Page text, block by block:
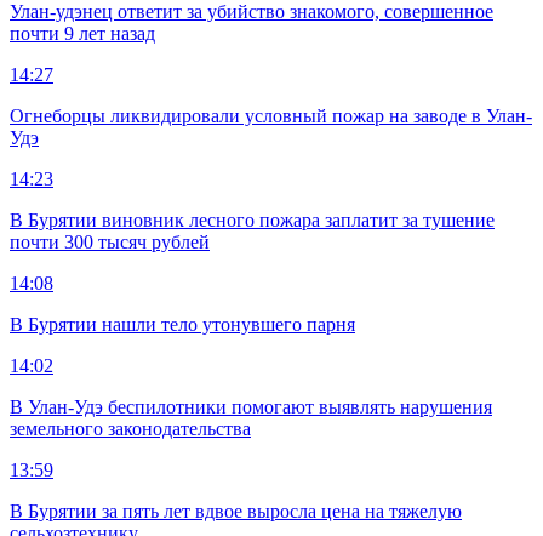
Улан-удэнец ответит за убийство знакомого, совершенное
почти 9 лет назад
14:27
Огнеборцы ликвидировали условный пожар на заводе в Улан-
Удэ
14:23
В Бурятии виновник лесного пожара заплатит за тушение
почти 300 тысяч рублей
14:08
В Бурятии нашли тело утонувшего парня
14:02
В Улан-Удэ беспилотники помогают выявлять нарушения
земельного законодательства
13:59
В Бурятии за пять лет вдвое выросла цена на тяжелую